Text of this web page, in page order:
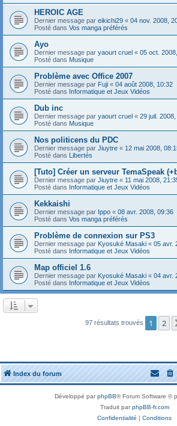
HEROIC AGE
Dernier message par eikichi29 « 04 nov. 2008,
Posté dans Vos manga préférés
Ayo
Dernier message par yaourt cruel « 05 oct.
Posté dans Musique
Problème avec Office 2007
Dernier message par Fuji « 04 août 2008, 10:32
Posté dans Informatique et Jeux Vidéos
Dub inc
Dernier message par yaourt cruel « 29 juil.
Posté dans Musique
Nos politicens du PDC
Dernier message par Jiuytre « 12 mai 2008,
Posté dans Libertés
[Tuto] Créer un serveur TemaSpeak
Dernier message par Jiuytre « 11 mai 2008,
Posté dans Informatique et Jeux Vidéos
Kekkaishi
Dernier message par Ippo « 08 avr. 2008, 09:36
Posté dans Vos manga préférés
Problème de connexion sur PS3
Dernier message par Kyosuké Masaki « 05 avr.
Posté dans Informatique et Jeux Vidéos
Map officiel 1.6
Dernier message par Kyosuké Masaki « 04 avr.
Posté dans Informatique et Jeux Vidéos
97 résultats trouvés 1 2
Index du forum
Développé parphpBB® Forum Software ©
Traduit parphpBB-fr.com
Confidentialité | Conditions